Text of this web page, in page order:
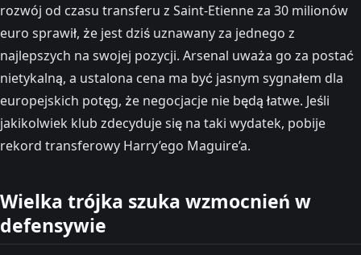
rozwój od czasu transferu z Saint-Etienne za 30 milionów
euro sprawił, że jest dziś uznawany za jednego z
najlepszych na swojej pozycji. Arsenal uważa go za postać
nietykalną, a ustalona cena ma być jasnym sygnałem dla
europejskich potęg, że negocjacje nie będą łatwe. Jeśli
jakikolwiek klub zdecyduje się na taki wydatek, pobije
rekord transferowy Harry’ego Maguire’a.
Wielka trójka szuka wzmocnień w
defensywie